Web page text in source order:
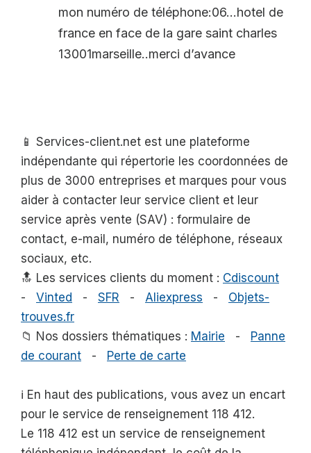
mon numéro de téléphone:06…hotel de
france en face de la gare saint charles
13001marseille..merci d’avance
📱 Services-client.net est une plateforme
indépendante qui répertorie les coordonnées de
plus de 3000 entreprises et marques pour vous
aider à contacter leur service client et leur
service après vente (SAV) : formulaire de
contact, e-mail, numéro de téléphone, réseaux
sociaux, etc.
🔝 Les services clients du moment : Cdiscount
- Vinted - SFR - Aliexpress - Objets-
trouves.fr
📁 Nos dossiers thématiques : Mairie - Panne
de courant - Perte de carte
ℹ️ En haut des publications, vous avez un encart
pour le service de renseignement 118 412.
Le 118 412 est un service de renseignement